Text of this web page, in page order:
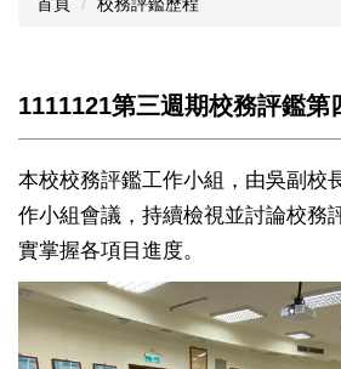
首頁 校務評鑑歷程
1111121第三週期校務評鑑第
本校校務評鑑工作小組，由吳副校
作小組會議，持續檢視並討論校務
實掌握各項目進度。